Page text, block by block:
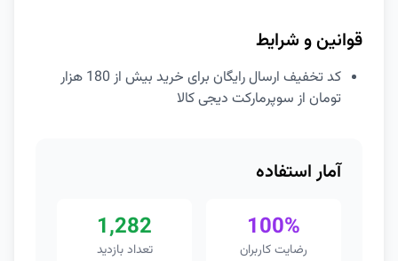
قوانین و شرایط
کد تخفیف ارسال رایگان برای خرید بیش از 180 هزار
تومان از سوپرمارکت دیجی کالا
آمار استفاده
100%
رضایت کاربران
1,282
تعداد بازدید